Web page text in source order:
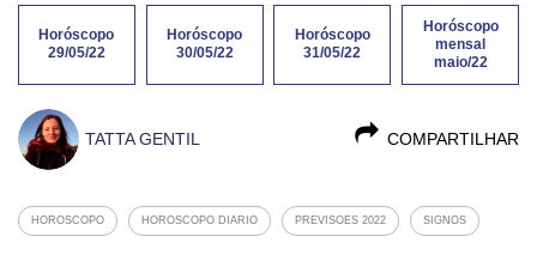
Horóscopo
29/05/22
Horóscopo
30/05/22
Horóscopo
31/05/22
Horóscopo
mensal
maio/22
COMPARTILHAR
TATTA GENTIL
HOROSCOPO HOROSCOPO DIARIO PREVISOES 2022 SIGNOS